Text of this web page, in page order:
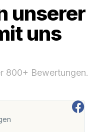
unserer
uns
800+ Bewertungen.